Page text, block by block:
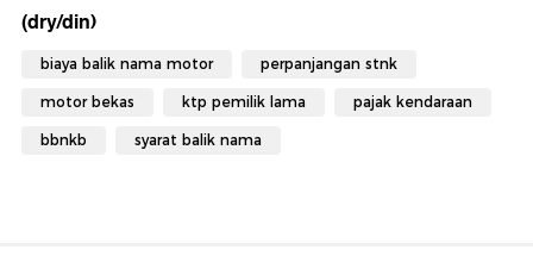
(dry/din)
biaya balik nama motor perpanjangan stnk
motor bekas ktp pemilik lama pajak kendaraan
bbnkb syarat balik nama